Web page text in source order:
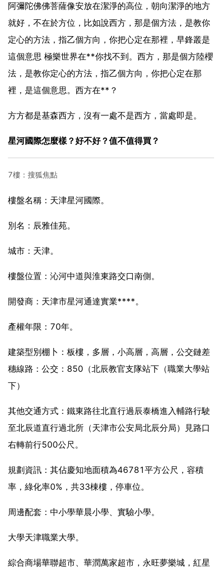
阿彌陀佛佛菩薩像安放在潔淨的高位，朝向潔淨的地方
就好，不在於方位，比如說西方，那是個方法，是教你
定心的方法，指乙個方向，你把心定在那裡，早鋒叢是
這個意思 極樂世界在**你找不到。西方，那是個方陸櫻
法，是教你定心的方法，指乙個方向，你把心定在那
裡，是這個意思。西方在**？
方方都是基森西方，沒有一處不是西方，當處即是。
星河國際怎麼樣？好不好？值不值得買？
7樓：搜狐焦點
樓盤名稱：天津星河國際。
別名：辰雅佳苑。
城市：天津。
樓盤位置：沁河中道與淮東路交口南側。
開發商：天津市星河通達實業****。
產權年限：70年。
建築型別棚卜：板樓，多層，小高層，高層，公交鏈差
穗線路：公交：850（北辰教官支隊站下（職業大學站
下）
其他交通方式：鐵東路往北直行過辰泰橋進入輔路行駛
至北辰道直行過北所（天津市公安局北辰分局）見路口
右轉前行500公尺。
規劃資訊：其佔慶知地面積為46781平方公尺，容積
率，綠化率0%，共33棟樓，停車位。
周邊配套：中小學華晨小學、實驗小學。
大學天津職業大學。
綜合商場華聯超市、華潤萬家超市，永旺夢樂城，紅星